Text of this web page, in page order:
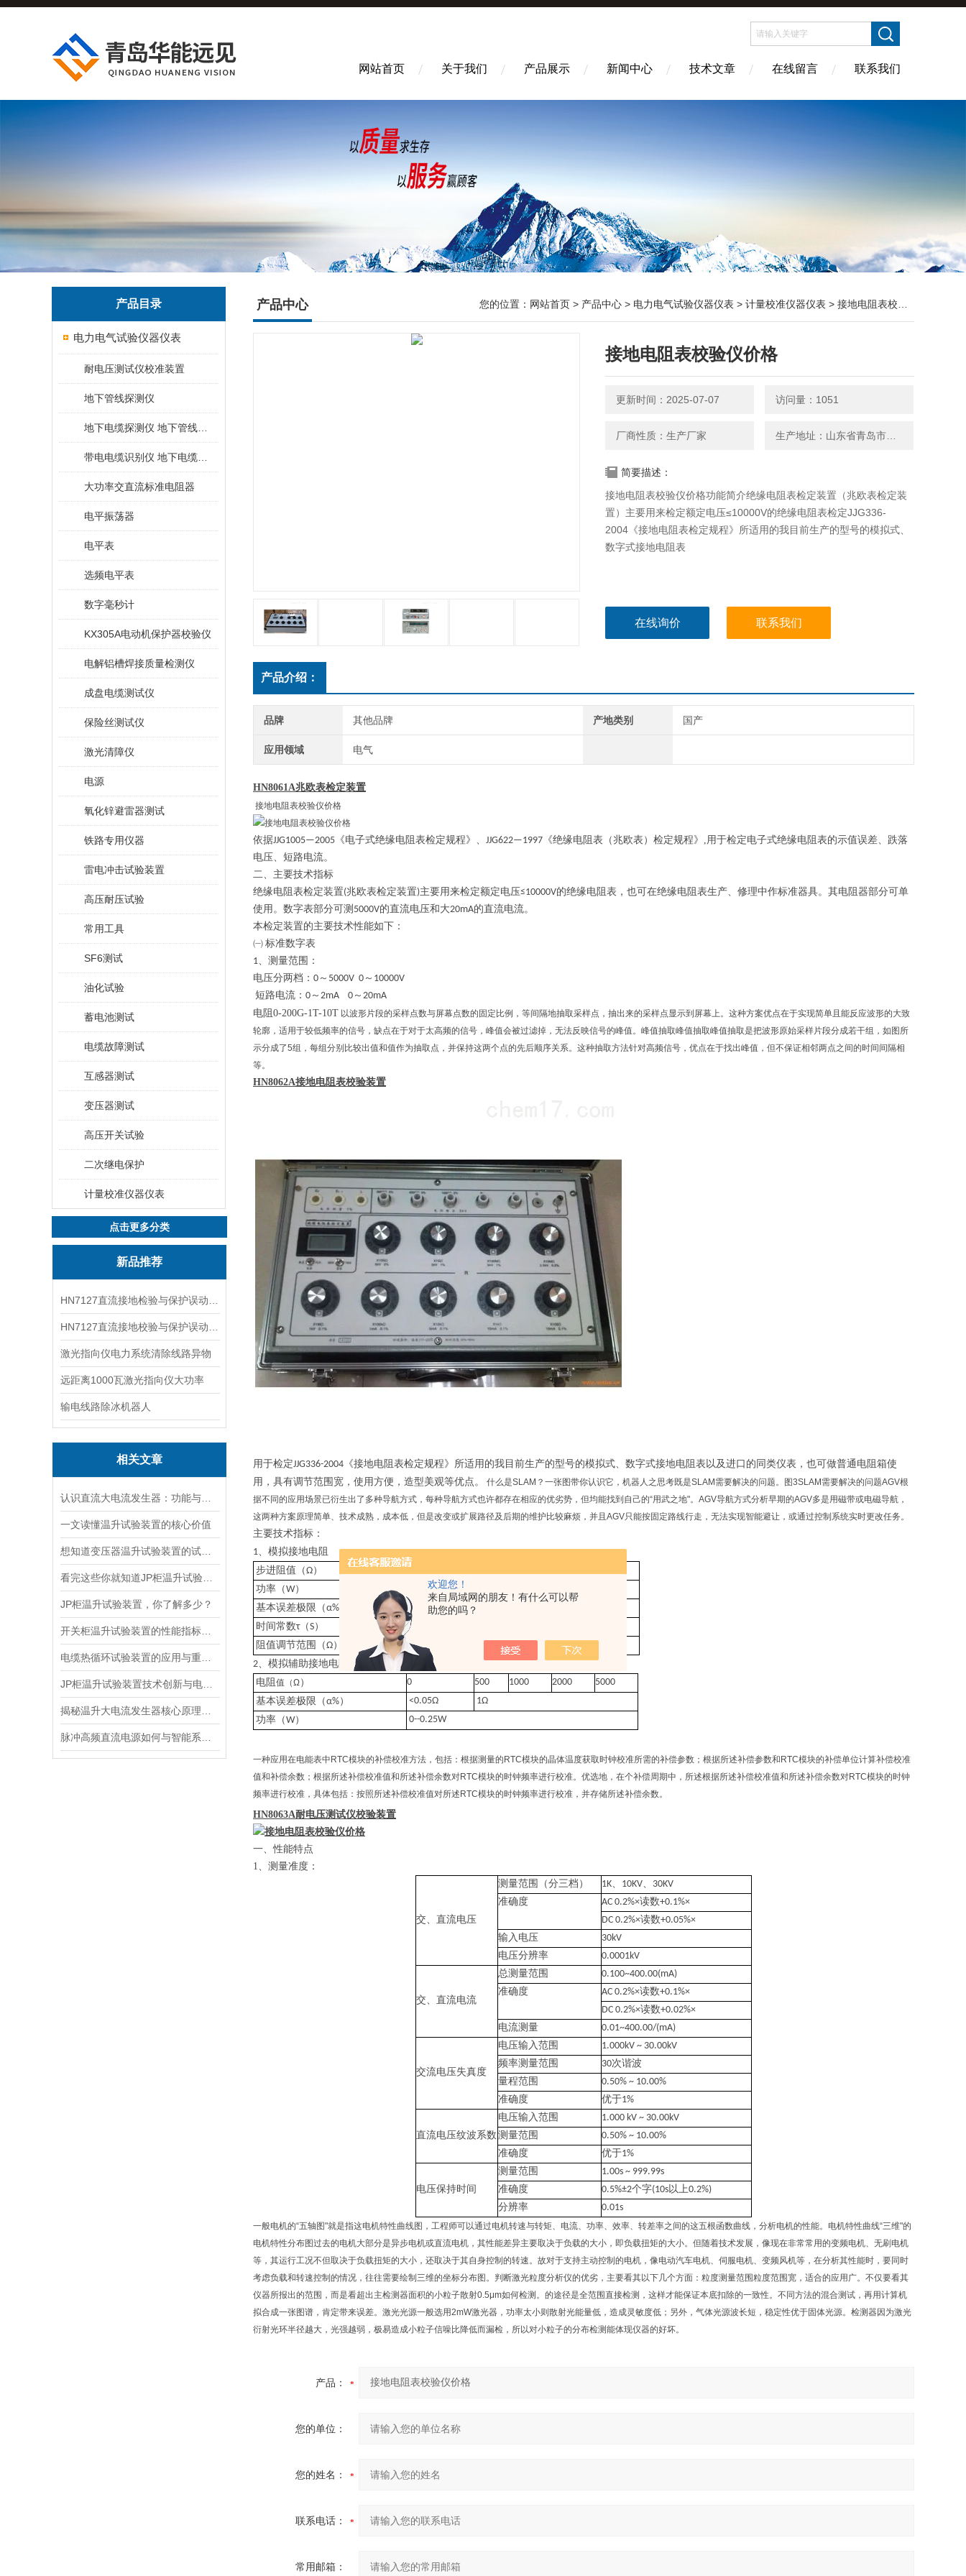
欢迎您！
来自局域网的朋友！有什么可以帮
助您的吗？
网站首页 关于我们 产品展示 新闻中心 技术文章 在线留言 联系我们
产品目录
电力电气试验仪器仪表
耐电压测试仪校准装置
地下管线探测仪
大功率交直流标准电阻器
电平振荡器
电平表
选频电平表
数字毫秒计
KX305A电动机保护器校验仪
电解铝槽焊接质量检测仪
成盘电缆测试仪
保险丝测试仪
激光清障仪
电源
氧化锌避雷器测试
铁路专用仪器
雷电冲击试验装置
高压耐压试验
常用工具
SF6测试
油化试验
蓄电池测试
电缆故障测试
互感器测试
变压器测试
高压开关试验
二次继电保护
计量校准仪器仪表
点击更多分类
新品推荐
激光指向仪电力系统清除线路异物
远距离1000瓦激光指向仪大功率
输电线路除冰机器人
相关文章
一文读懂温升试验装置的核心价值
JP柜温升试验装置，你了解多少？
产品中心 您的位置： 网站首页 > 产品中心 > 电力电气试验仪器仪表 > 计量校准仪器仪表 > 接地电阻表校验仪价格
接地电阻表校验仪价格
更新时间：2025-07-07 访问量：1051
厂商性质：生产厂家
简要描述：
接地电阻表校验仪价格功能简介绝缘电阻表检定装置（兆欧表检定装
置）主要用来检定额定电压≤10000V的绝缘电阻表检定JJG336-
2004《接地电阻表检定规程》所适用的我目前生产的型号的模拟式、
数字式接地电阻表
在线询价 联系我们
产品介绍：
品牌 其他品牌 产地类别 国产
应用领域 电气
HN8061A兆欧表检定装置
接地电阻表校验仪价格
依据JJG1005—2005 《电子式绝缘电阻表检定规程》、 JJG622—1997 《绝缘电阻表（兆欧表）检定规程》 ,用于检定电子式绝缘电阻表的示值误差、跌落
电压、短路电流。
二、主要技术指标
绝缘电阻表检定装置(兆欧表检定装置)主要用来检定额定电压≤10000V的绝缘电阻表，也可在绝缘电阻表生产、修理中作标准器具。其电阻器部分可单
使用。数字表部分可测 5000V的直流电压和大20mA的直流电流。
本检定装置的主要技术性能如下：
㈠ 标准数字表
1、测量范围：
电压分两档： 0 ～ 5000V 0 ～10000V
短路电流： 0 ～ 2mA 0 ～ 20mA
电阻 0-200G-1T-10T 以波形片段的采样点数与屏幕点数的固定比例，等间隔地抽取采样点，抽出来的采样点显示到屏幕上。这种方案优点在于实现简单且能反应波形的大致
轮廓，适用于较低频率的信号，缺点在于对于太高频的信号，峰值会被过滤掉，无法反映信号的峰值。峰值抽取峰值抽取峰值抽取是把波形原始采样片段分成若干组，如图所
示分成了5组，每组分别比较出值和值作为抽取点，并保持这两个点的先后顺序关系。这种抽取方法针对高频信号，优点在于找出峰值，但不保证相邻两点之间的时间间隔相
等。
HN8062A接地电阻表校验装置
用于检定JJG336-2004 《接地电阻 表检定规程》所适用的我目前生产的型号的模拟式、数字式接地电阻 表以及进口的同类仪表，也可做普通 电阻 箱使
用，具有调节范围宽，使用方便，造型美观等优点。
什么是SLAM？一张图带你认识它，机器人之思考既是SLAM需要解决的问题。图3SLAM需要解决的问题AGV根
据不同的应用场景已衍生出了多种导航方式，每种导航方式也许都存在相应的优劣势，但均能找到自己的“用武之地"。AGV导航方式分析早期的AGV多是用磁带或电磁导航，
这两种方案原理简单、技术成熟，成本低，但是改变或扩展路径及后期的维护比较麻烦，并且AGV只能按固定路线行走，无法实现智能避让，或通过控制系统实时更改任务。
主要技术指标：
1、模拟接地电阻
步进阻值（Ω） *1000
功率（W） 0.25 0.25 0.25
基本误差极限（α% 0.1 0.1 0.1
时间常数τ（S）
≤5*10-6
阻值调节范围（Ω） 0.1--11111.210
0.001Ω
2、 模拟辅助接地电阻
电阻值（Ω） 0 500 1000 2000
5000
基本误差极限（α%） <0.05Ω
1Ω
功率（W） 0--0.25W
一种应用在电能表中RTC模块的补偿校准方法，包括：根据测量的RTC模块的晶体温度获取时钟校准所需的补偿参数；根据所述补偿参数和RTC模块的补偿单位计算补偿校准
值和补偿余数；根据所述补偿校准值和所述补偿余数对RTC模块的时钟频率进行校准。优选地，在个补偿周期中，所述根据所述补偿校准值和所述补偿余数对RTC模块的时钟
频率进行校准，具体包括：按照所述补偿校准值对所述RTC模块的时钟频率进行校准，并存储所述补偿余数。
HN8063A耐电压测试仪校验装置
一、性能特点
1、测量准度：
交、直流电压
测量范围（分三档） 1K、 10KV、 30KV
准确度
AC 0.2%×读数+0.1%×
DC 0.2%×读数+0.05%×
输入电压
30kV
电压分辨率
0.0001kV
交、直流电流
总测量范围
0.100~400.00(mA)
准确度
AC 0.2%×读数+0.1%×
DC 0.2%×读数+0.02%×
电流测量
0.01~400.00/(mA)
交流电压失真度
电压输入范围
1.000kV ~ 30.00kV
频率测量范围
30次谐波
量程范围
0.50% ~ 10.00%
准确度
优于1%
直流电压纹波系数
电压输入范围
1.000 kV ~ 30.00kV
测量范围
0.50% ~ 10.00%
准确度
优于1%
电压保持时间
测量范围
1.00s ~ 999.99s
准确度
0.5%±2个字(10s以上0.2%)
分辨率
0.01s
一般电机的“五轴图"就是指这电机特性曲线图，工程师可以通过电机转速与转矩、电流、功率、效率、转差率之间的这五根函数曲线，分析电机的性能。电机特性曲线“三维"的
电机特性分布图过去的电机大部分是异步电机或直流电机，其性能差异主要取决于负载的大小，即负载扭矩的大小。但随着技术发展，像现在非常常用的变频电机、无刷电机
等，其运行工况不但取决于负载扭矩的大小，还取决于其自身控制的转速。故对于支持主动控制的电机，像电动汽车电机、伺服电机、变频风机等，在分析其性能时，要同时
考虑负载和转速控制的情况，往往需要绘制三维的坐标分布图。判断激光粒度分析仪的优劣，主要看其以下几个方面：粒度测量范围粒度范围宽，适合的应用广。不仅要看其
仪器所报出的范围，而是看超出主检测器面积的小粒子散射0.5μm如何检测。的途径是全范围直接检测，这样才能保证本底扣除的一致性。不同方法的混合测试，再用计算机
拟合成一张图谱，肯定带来误差。激光光源一般选用2mW激光器，功率太小则散射光能量低，造成灵敏度低；另外，气体光源波长短，稳定性优于固体光源。检测器因为激光
衍射光环半径越大，光强越弱，极易造成小粒子信噪比降低而漏检，所以对小粒子的分布检测能体现仪器的好坏。
产品：
您的单位：
您的姓名：
联系电话：
常用邮箱：